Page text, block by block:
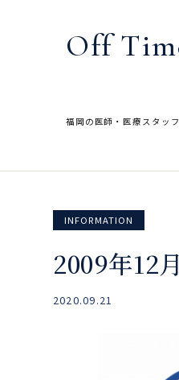
Off
福岡の医師・医療スタ
INFORMATION
2009年12
2020.09.21